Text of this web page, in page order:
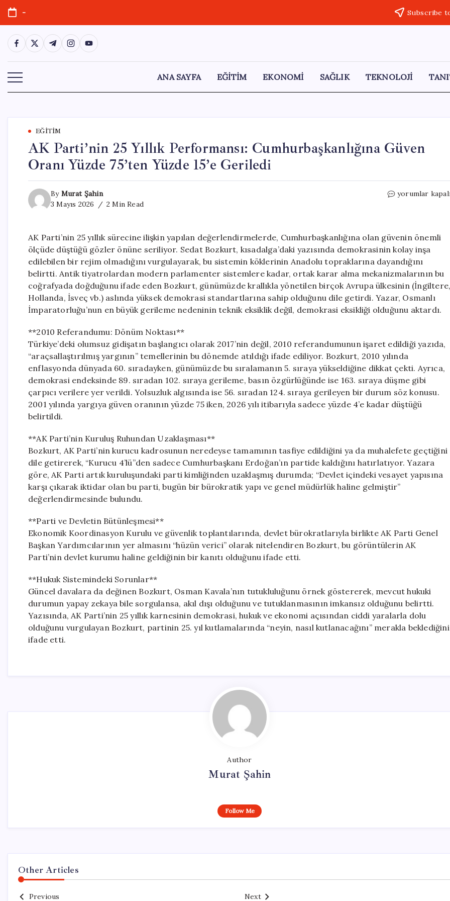
Skip
content
- Subscribe
https://www.facebook.com/
https://twitter.com/
https://t.me/
https://www.instagram.com/
https://youtube.com/
ANA SAYFA EĞİTİM EKONOMİ SAĞLIK TEKNOLOJİ
EĞITIM
AK Parti’nin 25 Yıllık Performansı: Cumhurbaşkanlığına Güven
Oranı Yüzde 75’ten Yüzde 15’e Geriledi
By Murat Şahin
3 Mayıs 2026
2 Min Read
AK
Performansı:
Güven
Oranı
Yüzde
75’ten
Yüzde
15’e
yorumlar
AK Parti’nin 25 yıllık sürecine ilişkin yapılan değerlendirmelerde, Cumhurbaşkanlığına olan güvenin önemli
ölçüde düştüğü gözler önüne seriliyor. Sedat Bozkurt, kısadalga’daki yazısında demokrasinin kolay inşa
edilebilen bir rejim olmadığını vurgulayarak, bu sistemin köklerinin Anadolu topraklarına dayandığını
belirtti. Antik tiyatrolardan modern parlamenter sistemlere kadar, ortak karar alma mekanizmalarının bu
coğrafyada doğduğunu ifade eden Bozkurt, günümüzde krallıkla yönetilen birçok Avrupa ülkesinin
Hollanda, İsveç vb.) aslında yüksek demokrasi standartlarına sahip olduğunu dile getirdi. Yazar, Osmanlı
İmparatorluğu’nun en büyük gerileme nedeninin teknik eksiklik değil, demokrasi eksikliği olduğunu aktardı.
**2010 Referandumu: Dönüm Noktası**
Türkiye’deki olumsuz gidişatın başlangıcı olarak 2017’nin değil, 2010 referandumunun işaret edildiği yazıda,
“araçsallaştırılmış yargının” temellerinin bu dönemde atıldığı ifade ediliyor. Bozkurt, 2010 yılında
enflasyonda dünyada 60. sıradayken, günümüzde bu sıralamanın 5. sıraya yükseldiğine dikkat çekti. Ayrıca,
demokrasi endeksinde 89. sıradan 102. sıraya gerileme, basın özgürlüğünde ise 163. sıraya düşme gibi
çarpıcı verilere yer verildi. Yolsuzluk algısında ise 56. sıradan 124. sıraya gerileyen bir durum söz konusu.
2001 yılında yargıya güven oranının yüzde 75 iken, 2026 yılı itibarıyla sadece yüzde 4’e kadar düştüğü
belirtildi.
**AK Parti’nin Kuruluş Ruhundan Uzaklaşması**
Bozkurt, AK Parti’nin kurucu kadrosunun neredeyse tamamının tasfiye edildiğini ya da muhalefete geçtiğini
dile getirerek, “Kurucu 4’lü”den sadece Cumhurbaşkanı Erdoğan’ın partide kaldığını hatırlatıyor. Yazara
göre, AK Parti artık kuruluşundaki parti kimliğinden uzaklaşmış durumda; “Devlet içindeki vesayet yapısına
karşı çıkarak iktidar olan bu parti, bugün bir bürokratik yapı ve genel müdürlük haline gelmiştir”
değerlendirmesinde bulundu.
**Parti ve Devletin Bütünleşmesi**
Ekonomik Koordinasyon Kurulu ve güvenlik toplantılarında, devlet bürokratlarıyla birlikte AK Parti Genel
Başkan Yardımcılarının yer almasını “hüzün verici” olarak nitelendiren Bozkurt, bu görüntülerin AK
Parti’nin devlet kurumu haline geldiğinin bir kanıtı olduğunu ifade etti.
**Hukuk Sistemindeki Sorunlar**
Güncel davalara da değinen Bozkurt, Osman Kavala’nın tutukluluğunu örnek göstererek, mevcut hukuki
durumun yapay zekaya bile sorgulansa, akıl dışı olduğunu ve tutuklanmasının imkansız olduğunu belirtti.
Yazısında, AK Parti’nin 25 yıllık karnesinin demokrasi, hukuk ve ekonomi açısından ciddi yaralarla dolu
olduğunu vurgulayan Bozkurt, partinin 25. yıl kutlamalarında “neyin, nasıl kutlanacağını” merakla beklediğini
ifade etti.
Author
Murat Şahin
Follow Me
Other Articles
Previous Next